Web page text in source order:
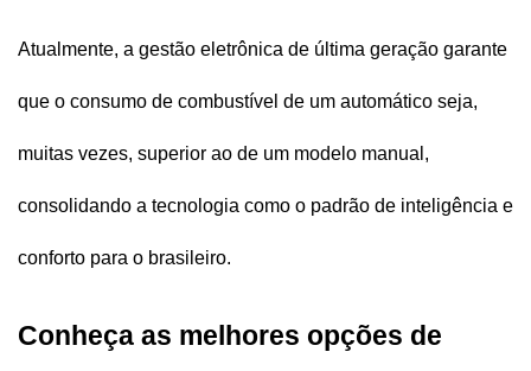
Atualmente, a gestão eletrônica de última geração garante
que o consumo de combustível de um automático seja,
muitas vezes, superior ao de um modelo manual,
consolidando a tecnologia como o padrão de inteligência e
conforto para o brasileiro.
Conheça as melhores opções de